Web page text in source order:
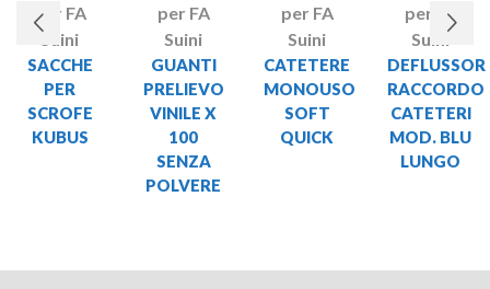
per FA
Suini
SACCHE
PER
SCROFE
KUBUS
per FA
Suini
GUANTI
PRELIEVO
VINILE X
100
SENZA
POLVERE
per FA
Suini
CATETERE
MONOUSO
SOFT
QUICK
per FA
Suini
RACCORDO
CATETERI
MOD. BLU
LUNGO